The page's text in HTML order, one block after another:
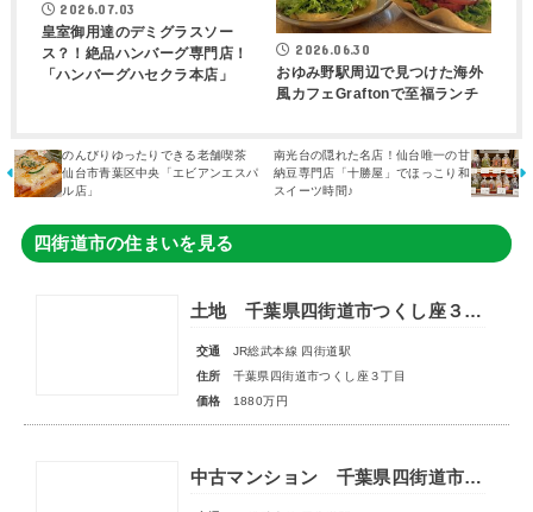
2026.07.03
皇室御用達のデミグラスソー
ス？！絶品ハンバーグ専門店！
「ハンバーグハセクラ本店」
2026.06.30
おゆみ野駅周辺で見つけた海外
風カフェGraftonで至福ランチ
のんびりゆったりできる老舗喫茶
仙台市青葉区中央「エビアンエスパ
ル店」
南光台の隠れた名店！仙台唯一の甘
納豆専門店「十勝屋」でほっこり和
スイーツ時間♪
四街道市の住まいを見る
土地 千葉県四街道市つくし座３丁目
交通
JR総武本線 四街道駅
住所
千葉県四街道市つくし座３丁目
価格
1880万円
中古マンション 千葉県四街道市中央